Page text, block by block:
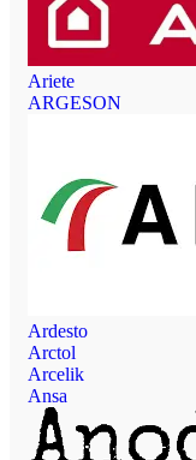
Ariete
ARGESON
Ardesto
Arctol
Arcelik
Ansa